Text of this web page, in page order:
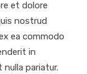
et dolore
nostrud
ea commodo
in
pariatur.